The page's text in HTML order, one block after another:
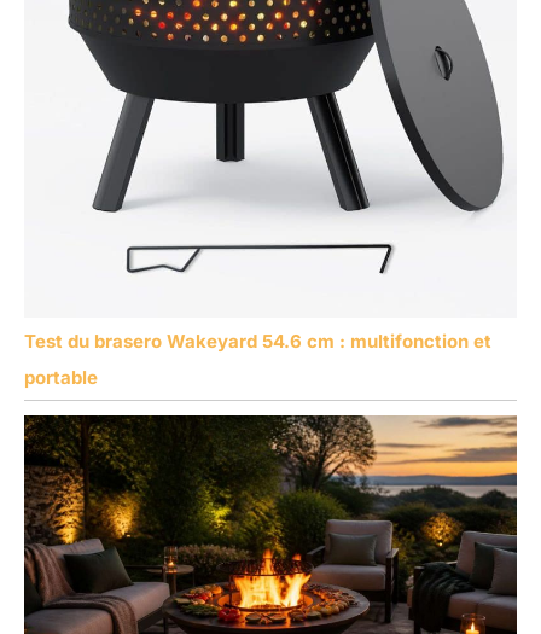
Test du brasero Wakeyard 54.6 cm : multifonction et
portable